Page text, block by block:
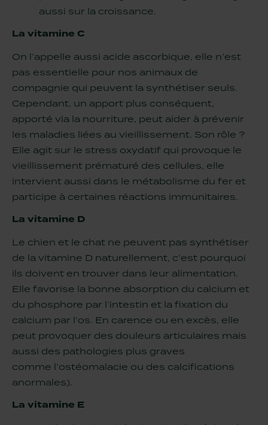
aussi sur la croissance.
La vitamine C
On l’appelle aussi acide ascorbique, elle n’est
pas essentielle pour nos animaux de
compagnie qui peuvent la synthétiser seuls.
Cependant, un apport plus conséquent,
apporté via la nourriture, peut aider à prévenir
les maladies liées au vieillissement. Son rôle ?
Elle agit sur le stress oxydatif qui provoque le
vieillissement prématuré des cellules, elle
intervient aussi dans le métabolisme du fer et
participe à certaines réactions immunitaires.
La vitamine D
Le chien et le chat ne peuvent pas synthétiser
de la vitamine D naturellement, c‘est pourquoi
ils doivent en trouver dans leur alimentation.
Elle favorise la bonne absorption du calcium et
du phosphore par l’intestin et la fixation du
calcium par l’os. En carence ou en excès, elle
peut provoquer des douleurs articulaires mais
aussi des pathologies plus graves
comme l’ostéomalacie ou des calcifications
anormales).
La vitamine E